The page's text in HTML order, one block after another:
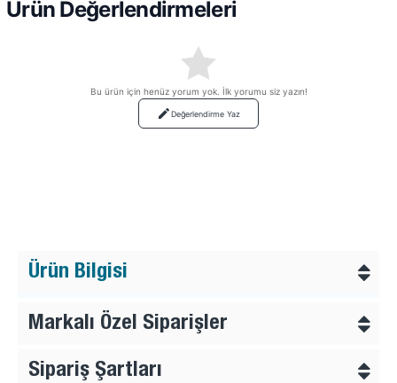
Ürün Değerlendirmeleri
Bu ürün için henüz yorum yok. İlk yorumu siz yazın!
Değerlendirme Yaz
Ürün Bilgisi
Markalı Özel Siparişler
Sipariş Şartları